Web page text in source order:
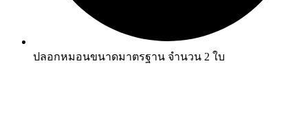
ปลอกหมอนขนาดมาตรฐาน จำนวน 2 ใบ